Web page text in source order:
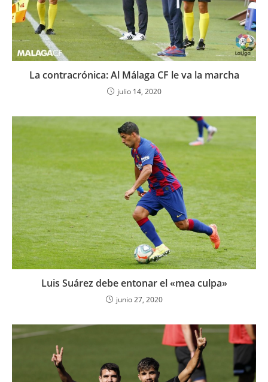
La contracrónica: Al Málaga CF le va la marcha
julio 14, 2020
Luis Suárez debe entonar el «mea culpa»
junio 27, 2020